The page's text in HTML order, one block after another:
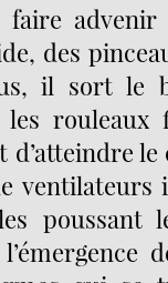
advenir
des
il sort le
rouleaux
poussant